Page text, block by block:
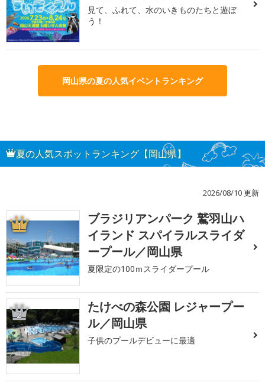
見て、ふれて、水のいきものたちと遊ぼ
う！
岡山県の夏の人気イベントランキング
夏の人気スポットランキング【岡山県】
2026/08/10 更新
1
ブラジリアンパーク 鷲羽山ハ
イランド スパイラルスライダ
ープール／岡山県
夏限定の100ｍスライダープール
2
たけべの森公園 レジャープー
ル／岡山県
子供のプールデビューに最適